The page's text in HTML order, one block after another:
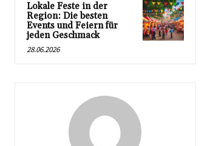
Lokale Feste in der
Region: Die besten
Events und Feiern für
jeden Geschmack
28.06.2026